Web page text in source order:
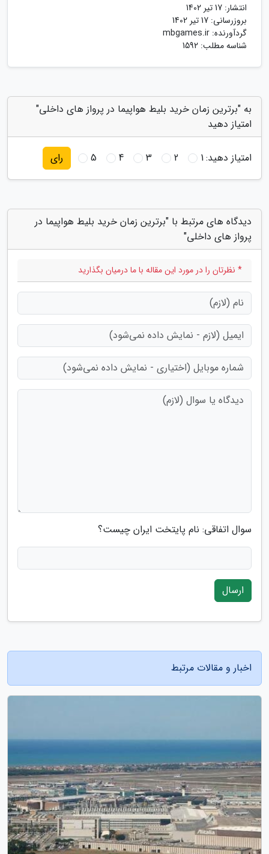
انتشار: 17 تیر 1402
بروزرسانی: 17 تیر 1402
گردآورنده: mbgames.ir
شناسه مطلب: 1592
به "برترین زمان خرید بلیط هواپیما در پرواز های داخلی"
امتیاز دهید
امتیاز دهید:1
2
3
4
5 رای
دیدگاه های مرتبط با "برترین زمان خرید بلیط هواپیما در
پرواز های داخلی"
* نظرتان را در مورد این مقاله با ما درمیان بگذارید
سوال اتفاقی: نام پایتخت ایران چیست؟
ارسال
اخبار و مقالات مرتبط